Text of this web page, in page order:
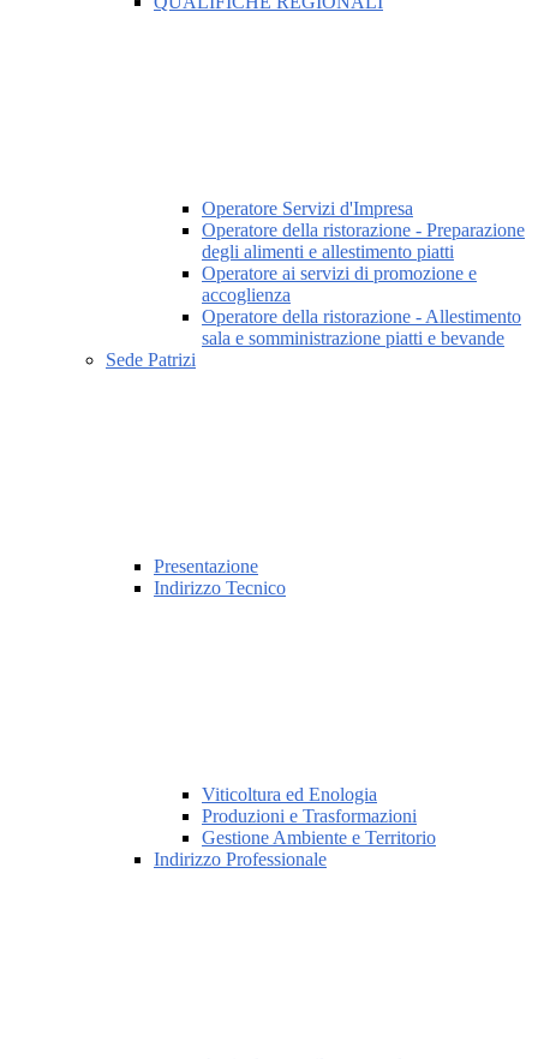
Operatore Servizi d'Impresa
Operatore della ristorazione - Preparazione
degli alimenti e allestimento piatti
Operatore ai servizi di promozione e
accoglienza
Operatore della ristorazione - Allestimento
sala e somministrazione piatti e bevande
Sede Patrizi
Presentazione
Indirizzo Tecnico
Viticoltura ed Enologia
Produzioni e Trasformazioni
Gestione Ambiente e Territorio
Indirizzo Professionale